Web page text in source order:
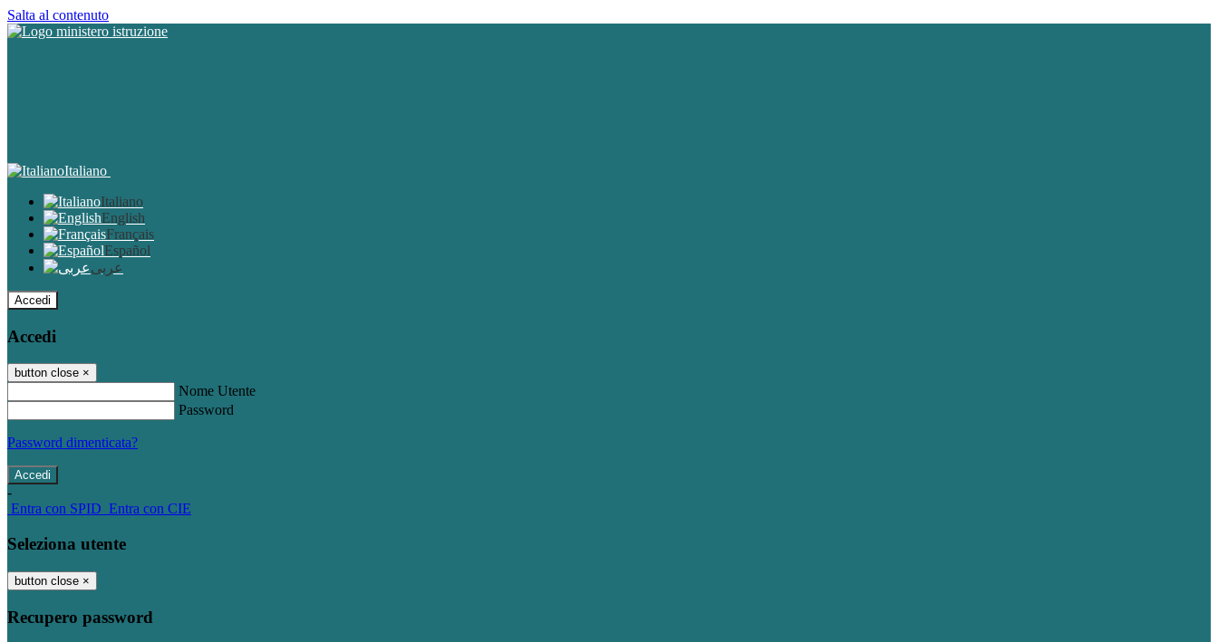
Salta al contenuto
Italiano
Italiano
English
Français
Español
عربى
Accedi
Accedi
button close ×
Nome Utente
Password
Password dimenticata?
-
Entra con SPID Entra con CIE
Seleziona utente
button close ×
Recupero password